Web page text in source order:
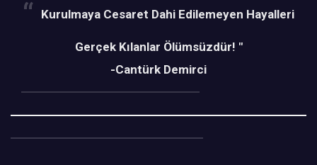
Kurulmaya Cesaret Dahi Edilemeyen Hayalleri
Gerçek Kılanlar Ölümsüzdür! "
-Cantürk Demirci